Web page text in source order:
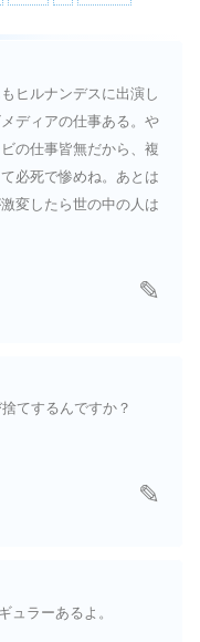
ヒルナンデスに出演し
ディアの仕事ある。や
の仕事皆無だから、複
必死で惨めね。あとは
変したら世の中の人は
てするんですか？
ュラーあるよ。